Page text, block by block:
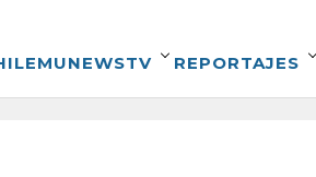
REPORTAJES